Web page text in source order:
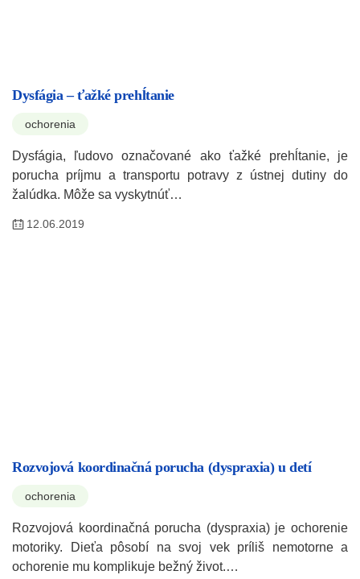
Dysfágia – ťažké prehĺtanie
ochorenia
Dysfágia, ľudovo označované ako ťažké prehĺtanie, je
porucha príjmu a transportu potravy z ústnej dutiny do
žalúdka. Môže sa vyskytnúť…
12.06.2019
Rozvojová koordinačná porucha (dyspraxia) u detí
ochorenia
Rozvojová koordinačná porucha (dyspraxia) je ochorenie
motoriky. Dieťa pôsobí na svoj vek príliš nemotorne a
ochorenie mu komplikuje bežný život.…